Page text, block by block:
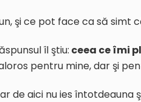
şi ce pot face ca să simt
îl ştiu: ceea ce îmi
pentru mine, dar şi
de aici nu ies întotdeauna